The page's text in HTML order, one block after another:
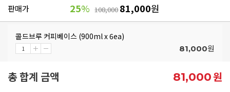
판매가 25% 108,00081,000원
콜드브루 커피베이스 (900ml x 6ea)
81,000원
총 합계 금액 81,000원